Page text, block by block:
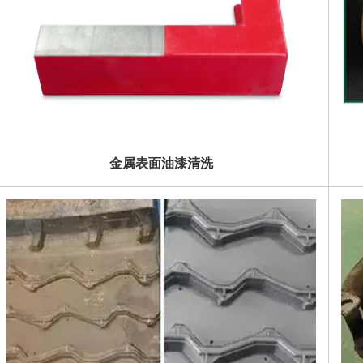
金属表面油漆清洗